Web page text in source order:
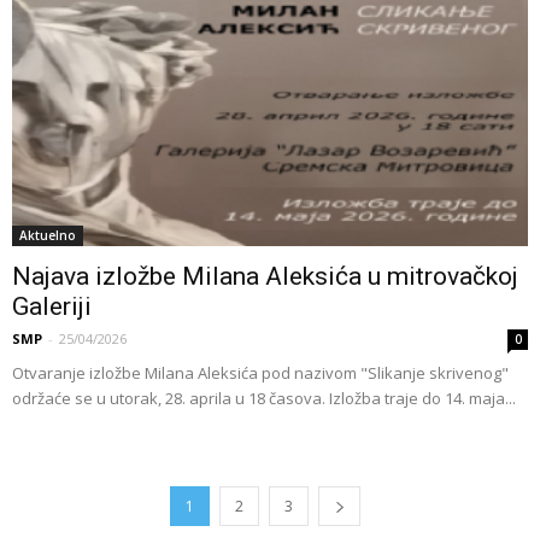
Aktuelno
Najava izložbe Milana Aleksića u mitrovačkoj
Galeriji
SMP - 25/04/2026 0
Otvaranje izložbe Milana Aleksića pod nazivom "Slikanje skrivenog"
održaće se u utorak, 28. aprila u 18 časova. Izložba traje do 14. maja...
1 2 3